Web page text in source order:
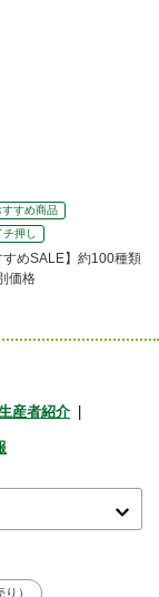
すすめ商品
チ押し
すめSALE】約100種類
価格
産者紹介
）